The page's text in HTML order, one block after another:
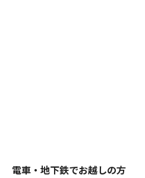
電車・地下鉄でお越しの方